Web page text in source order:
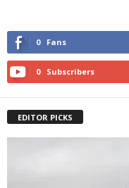
0 Fans
0 Subscribers
EDITOR PICKS